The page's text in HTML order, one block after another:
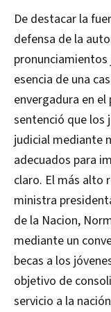
De destacar la
defensa de la
esencia de una
envergadura en
sentenció que los
judicial mediante
adecuados para
claro. El más alto
ministra
de la Nacion,
mediante un
becas a los
objetivo de
servicio a la